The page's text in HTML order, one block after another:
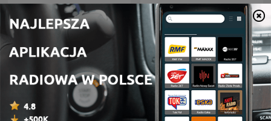
Radio Paranormalium -
wszystkie audycje
Ale kosmos!